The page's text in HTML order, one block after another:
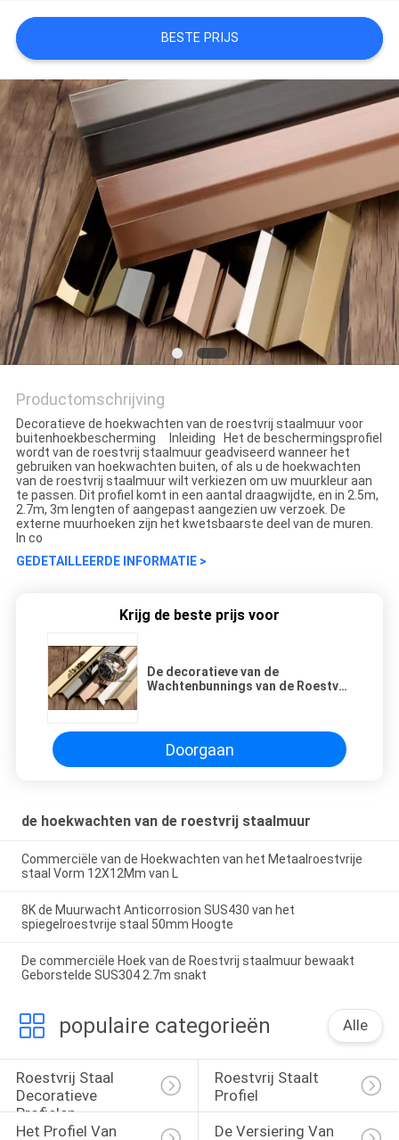
BESTE PRIJS
Productomschrijving
Decoratieve de hoekwachten van de roestvrij staalmuur voor
buitenhoekbescherming Inleiding Het de beschermingsprofiel
wordt van de roestvrij staalmuur geadviseerd wanneer het
gebruiken van hoekwachten buiten, of als u de hoekwachten
van de roestvrij staalmuur wilt verkiezen om uw muurkleur aan
te passen. Dit profiel komt in een aantal draagwijdte, en in 2.5m,
2.7m, 3m lengten of aangepast aangezien uw verzoek. De
externe muurhoeken zijn het kwetsbaarste deel van de muren.
In co
GEDETAILLEERDE INFORMATIE >
Krijg de beste prijs voor
De decoratieve van de
Wachtenbunnings van de Roestvrij
Doorgaan
de hoekwachten van de roestvrij staalmuur
Commerciële van de Hoekwachten van het Metaalroestvrije
staal Vorm 12X12Mm van L
8K de Muurwacht Anticorrosion SUS430 van het
spiegelroestvrije staal 50mm Hoogte
De commerciële Hoek van de Roestvrij staalmuur bewaakt
Geborstelde SUS304 2.7m snakt
populaire categorieën Alle
Roestvrij Staal
Decoratieve
Profielen
Roestvrij Staalt
Profiel
Het Profiel Van
De Versiering Van